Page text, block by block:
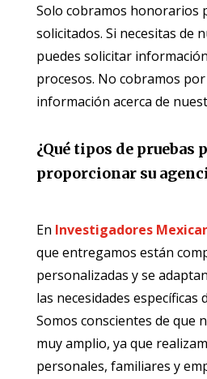
Solo cobramos honorarios
solicitados. Si necesitas de
puedes solicitar
procesos. No cobramos
información acerca de
¿Qué tipos de pruebas
proporcionar su
En Investigadores
que entregamos están
personalizadas y se
las necesidades específicas
Somos conscientes de que
muy amplio, ya que
personales, familiares y